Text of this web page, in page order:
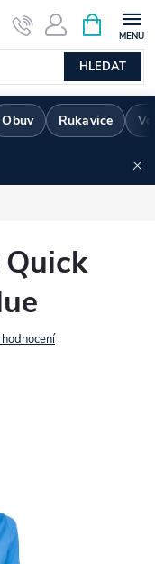
HLEDAT
NÁKUPNÍ
KOŠÍK
Obuv Rukavice
Quick